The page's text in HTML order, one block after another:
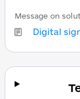
Digital
Message on